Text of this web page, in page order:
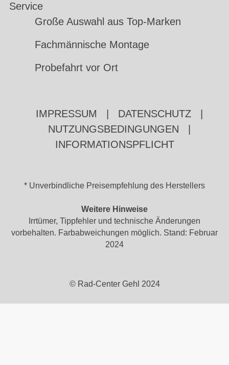
Service
Große Auswahl aus Top-Marken
Fachmännische Montage
Probefahrt vor Ort
IMPRESSUM DATENSCHUTZ
NUTZUNGSBEDINGUNGEN
INFORMATIONSPFLICHT
* Unverbindliche Preisempfehlung des Herstellers
Weitere Hinweise
Irrtümer, Tippfehler und technische Änderungen
vorbehalten. Farbabweichungen möglich. Stand: Februar
2024
© Rad-Center Gehl 2024